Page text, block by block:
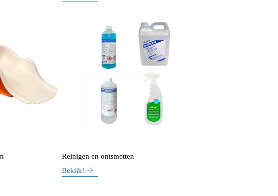
Reinigen en ontsmetten
Bekijk!